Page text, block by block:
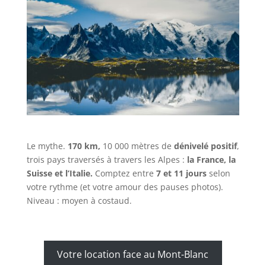
Le mythe. 170 km, 10 000 mètres de dénivelé positif,
trois pays traversés à travers les Alpes : la France, la
Suisse et l’Italie. Comptez entre 7 et 11 joursselon
votre rythme (et votre amour des pauses photos).
Niveau : moyen à costaud.
Votre location face au Mont-Blanc